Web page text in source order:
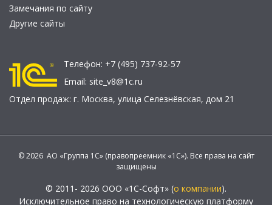
Замечания по сайту
Другие сайты
Телефон: +7 (495) 737-92-57
Email: site_v8@1c.ru
Отдел продаж: г. Москва, улица Селезнёвская, дом 21
© 2026 АО «Группа 1С» (правопреемник «1С»). Все права на сайт
защищены
© 2011- 2026 ООО «1С-Софт» (о компании).
Исключительное право на технологическую платформу